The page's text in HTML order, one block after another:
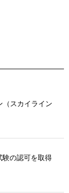
（スカイライン
験の認可を取得